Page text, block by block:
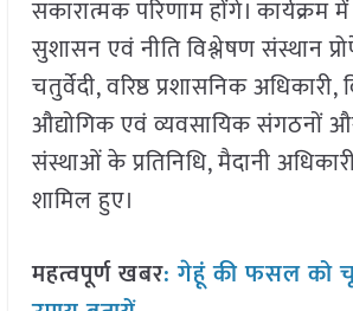
सकारात्मक परिणाम होंगे। कार्यक्रम में
सुशासन एवं नीति विश्लेषण संस्थान
चतुर्वेदी, वरिष्ठ प्रशासनिक
औद्योगिक एवं व्यवसायिक संगठनों
संस्थाओं के प्रतिनिधि, मैदानी
शामिल हुए।
महत्वपूर्ण खबर: गेहूं की फसल को